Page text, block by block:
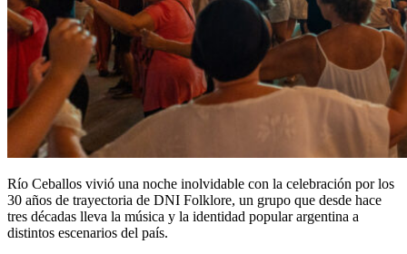
Río Ceballos vivió una noche inolvidable con la celebración por los
30 años de trayectoria de DNI Folklore, un grupo que desde hace
tres décadas lleva la música y la identidad popular argentina a
distintos escenarios del país.